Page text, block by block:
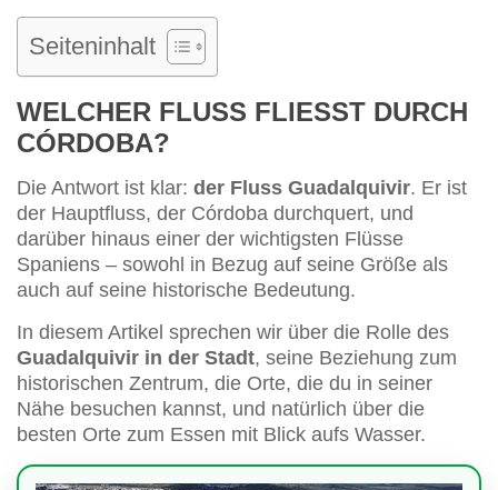
Seiteninhalt
WELCHER FLUSS FLIESST DURCH C
ÓRDOBA?
Die Antwort ist klar: der Fluss Guadalquivir. Er ist
der Hauptfluss, der Córdoba durchquert, und
darüber hinaus einer der wichtigsten Flüsse
Spaniens – sowohl in Bezug auf seine Größe als
auch auf seine historische Bedeutung.
In diesem Artikel sprechen wir über die Rolle des
Guadalquivir in der Stadt, seine Beziehung zum
historischen Zentrum, die Orte, die du in seiner
Nähe besuchen kannst, und natürlich über die
besten Orte zum Essen mit Blick aufs Wasser.